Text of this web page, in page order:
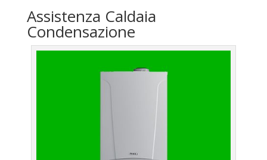
Assistenza Caldaia
Condensazione